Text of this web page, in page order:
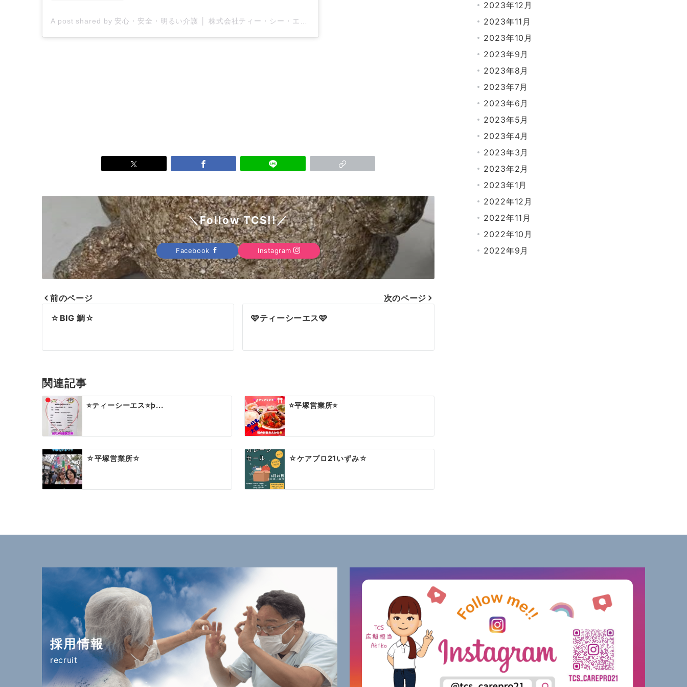
＼Follow TCS!!／
Facebook Instagram
ナ
ゲ
ー
シ
ョ
ン
前のページ
☆BIG 鯛☆
次のページ
🩷ティーシーエス🩷
関連記事
⭐️ティーシーエス⭐þ... ⭐️平塚営業所⭐️
☆平塚営業所☆ ☆ケアプロ21いずみ☆
2023年12月
2023年11月
2023年10月
2023年9月
2023年8月
2023年7月
2023年6月
2023年5月
2023年4月
2023年3月
2023年2月
2023年1月
2022年12月
2022年11月
2022年10月
2022年9月
採用情報
recruit